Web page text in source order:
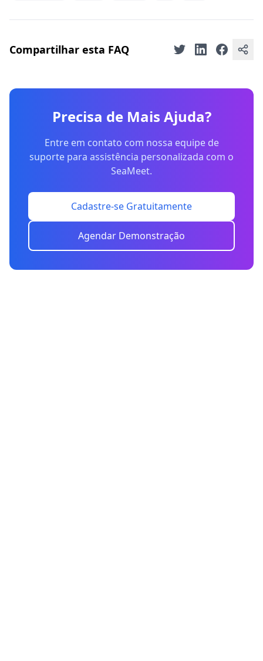
Compartilhar esta FAQ
Precisa de Mais Ajuda?
Entre em contato com nossa equipe de
suporte para assistência personalizada com o
SeaMeet.
Cadastre-se Gratuitamente
Agendar Demonstração